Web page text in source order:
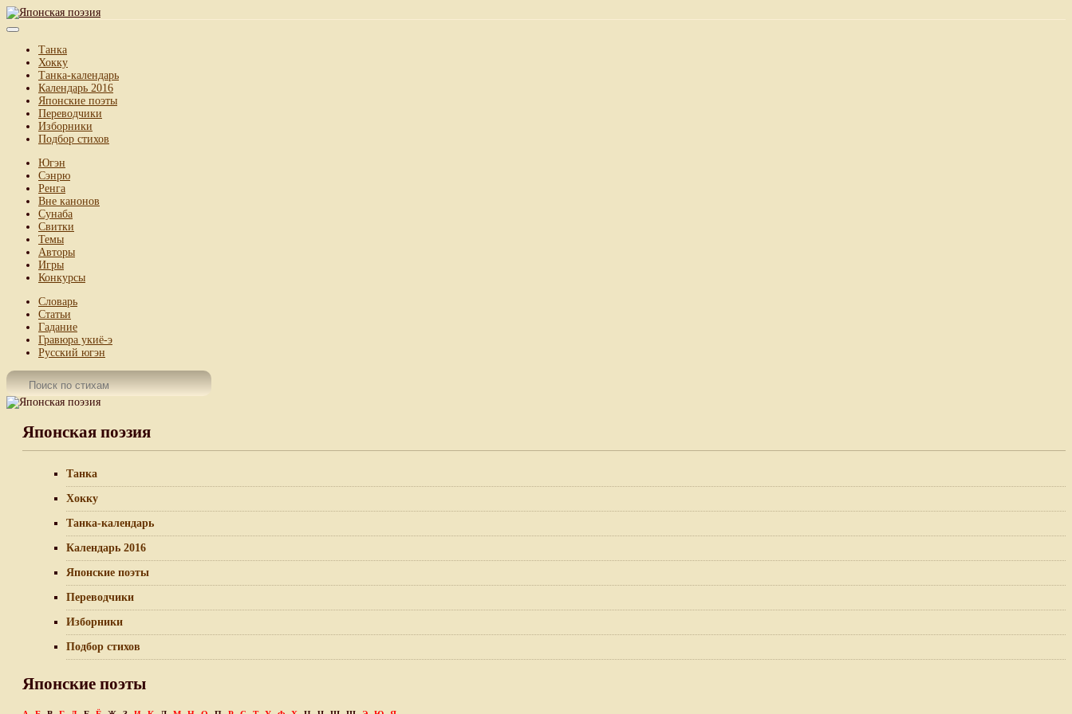
Танка
Хокку
Танка-календарь
Календарь 2016
Японские поэты
Переводчики
Изборники
Подбор стихов
Югэн
Сэнрю
Ренга
Вне канонов
Сунаба
Свитки
Темы
Авторы
Игры
Конкурсы
Словарь
Статьи
Гадание
Гравюра укиё-э
Русский югэн
Японская поэзия
Танка
Хокку
Танка-календарь
Календарь 2016
Японские поэты
Переводчики
Изборники
Подбор стихов
Японские поэты